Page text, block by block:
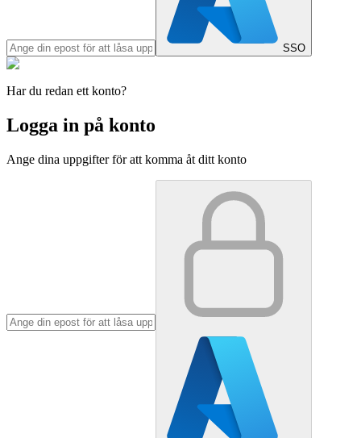
SSO
Har du redan ett konto?
Logga in på konto
Ange dina uppgifter för att komma åt ditt konto